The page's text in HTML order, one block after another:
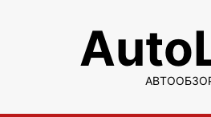
содержимому